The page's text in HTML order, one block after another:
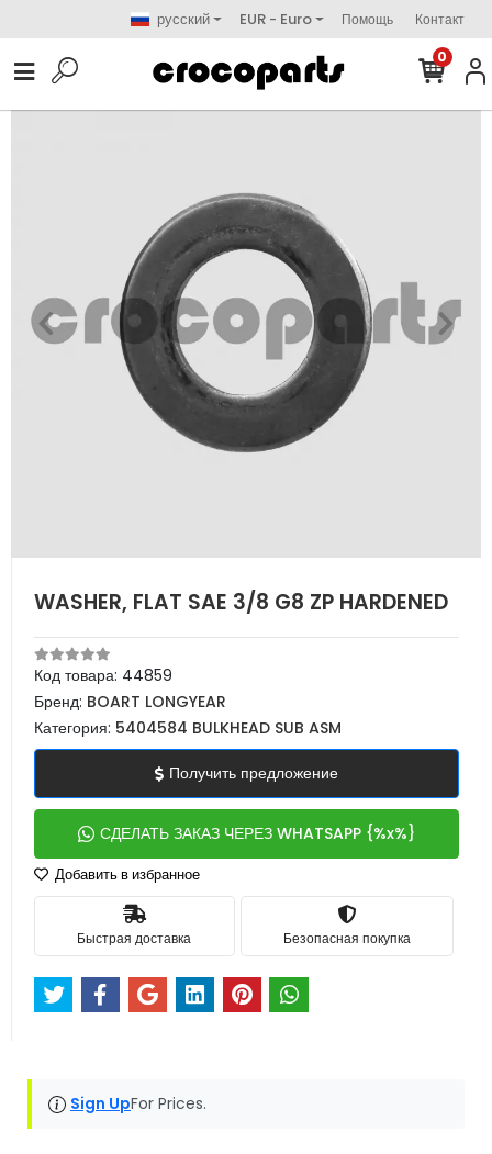
русский EUR - Euro Помощь Контакт
0
WASHER, FLAT SAE 3/8 G8 ZP HARDENED
Код товара: 44859
Бренд: BOART LONGYEAR
Категория: 5404584 BULKHEAD SUB ASM
Получить предложение
СДЕЛАТЬ ЗАКАЗ ЧЕРЕЗ WHATSAPP {%x%}
Добавить в избранное
Быстрая доставка Безопасная покупка
Sign UpFor Prices.